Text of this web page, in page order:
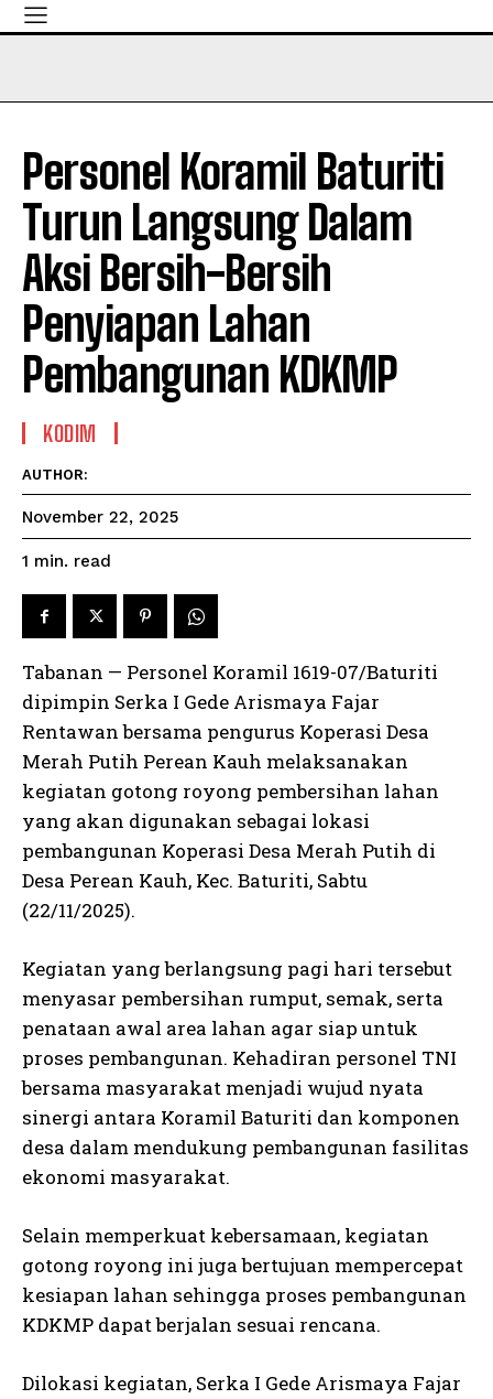
Personel Koramil Baturiti
Turun Langsung Dalam
Aksi Bersih-Bersih
Penyiapan Lahan
Pembangunan KDKMP
KODIM
AUTHOR:
November 22, 2025
1 min. read
Tabanan — Personel Koramil 1619-07/Baturiti
dipimpin Serka I Gede Arismaya Fajar
Rentawan bersama pengurus Koperasi Desa
Merah Putih Perean Kauh melaksanakan
kegiatan gotong royong pembersihan lahan
yang akan digunakan sebagai lokasi
pembangunan Koperasi Desa Merah Putih di
Desa Perean Kauh, Kec. Baturiti, Sabtu
(22/11/2025).
Kegiatan yang berlangsung pagi hari tersebut
menyasar pembersihan rumput, semak, serta
penataan awal area lahan agar siap untuk
proses pembangunan. Kehadiran personel TNI
bersama masyarakat menjadi wujud nyata
sinergi antara Koramil Baturiti dan komponen
desa dalam mendukung pembangunan fasilitas
ekonomi masyarakat.
Selain memperkuat kebersamaan, kegiatan
gotong royong ini juga bertujuan mempercepat
kesiapan lahan sehingga proses pembangunan
KDKMP dapat berjalan sesuai rencana.
Dilokasi kegiatan, Serka I Gede Arismaya Fajar